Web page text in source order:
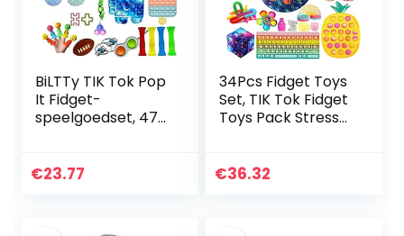
BiLTTy TIK Tok Pop
It Fidget-
speelgoedset, 47-
pop-blaas,
€23.77
34Pcs Fidget Toys
Set, TIK Tok Fidget
Toys Pack Stress
Push Bubble
€36.32